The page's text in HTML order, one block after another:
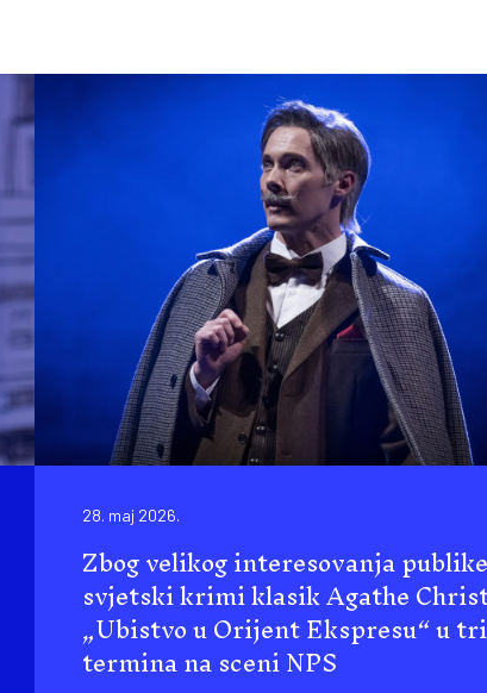
28. maj 2026.
Zbog velikog interesovanja publike
svjetski krimi klasik Agathe
„Ubistvo u Orijent Ekspresu“ u tri
termina na sceni NPS